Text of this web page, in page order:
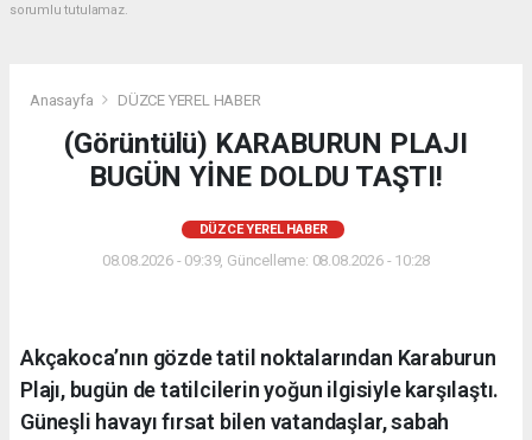
sorumlu tutulamaz.
Anasayfa DÜZCE YEREL HABER
(Görüntülü) KARABURUN PLAJI
BUGÜN YİNE DOLDU TAŞTI!
DÜZCE YEREL HABER
08.08.2026 - 09:39, Güncelleme: 08.08.2026 - 10:28
Akçakoca’nın gözde tatil noktalarından Karaburun
Plajı, bugün de tatilcilerin yoğun ilgisiyle karşılaştı.
Güneşli havayı fırsat bilen vatandaşlar, sabah